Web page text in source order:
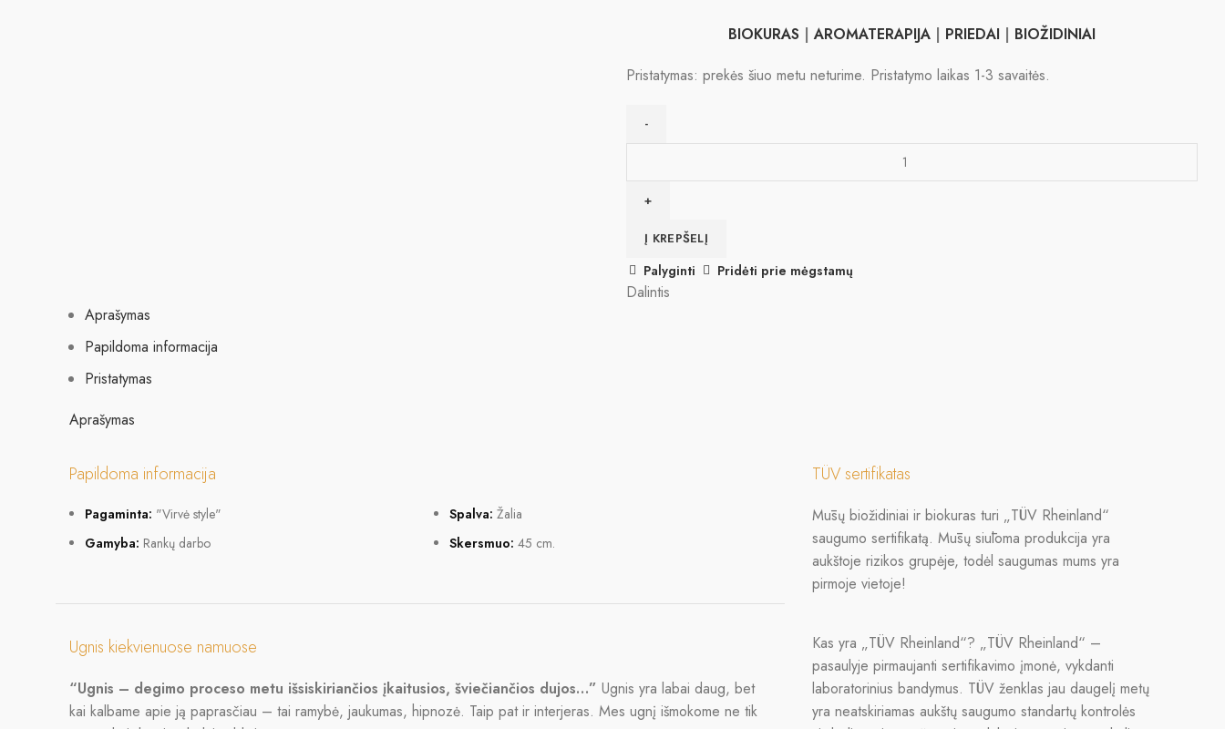
BIOKURAS |AROMATERAPIJA | PRIEDAI | BIOŽIDINIAI
Pristatymas: prekės šiuo metu neturime. Pristatymo laikas 1-3 savaitės.
kiekis:
Rankų
padėkliukas
biožidiniui
45
Į KREPŠELĮ
Palyginti Pridėti prie mėgstamų
Dalintis
Aprašymas
Papildoma informacija
Pristatymas
Aprašymas
Papildoma informacija
Pagaminta: "Virvė style"
Gamyba: Rankų darbo
Spalva: Žalia
Skersmuo: 45 cm.
Ugnis kiekvienuose namuose
“Ugnis – degimo proceso metu išsiskiriančios įkaitusios, šviečiančios dujos…” Ugnis yra labai daug, bet
kai kalbame apie ją paprasčiau – tai ramybė, jaukumas, hipnozė. Taip pat ir interjeras. Mes ugnį išmokome ne tik
TÜV sertifikatas
Mūsų biožidiniai ir biokuras turi „TÜV Rheinland“
saugumo sertifikatą. Mūsų siūloma produkcija yra
aukštoje rizikos grupėje, todėl saugumas mums yra
pirmoje vietoje!
Kas yra „TÜV Rheinland“? „TÜV Rheinland“ –
pasaulyje pirmaujanti sertifikavimo įmonė, vykdanti
laboratorinius bandymus. TÜV ženklas jau daugelį metų
yra neatskiriamas aukštų saugumo standartų kontrolės